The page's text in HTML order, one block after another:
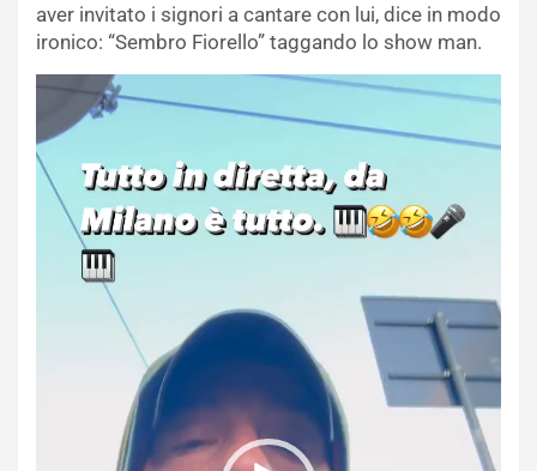
aver invitato i signori a cantare con lui, dice in modo
ironico: “Sembro Fiorello” taggando lo show man.